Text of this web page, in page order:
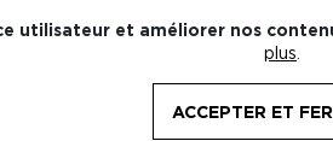
utilisateur et améliorer nos
plus
ACCEPTER ET